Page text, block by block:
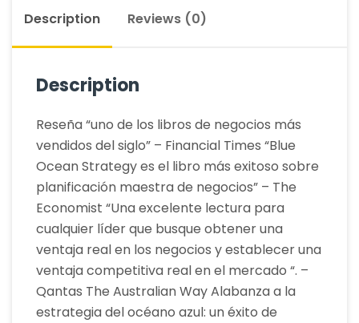
Description Reviews (0)
Description
Reseña “uno de los libros de negocios más
vendidos del siglo” – Financial Times “Blue
Ocean Strategy es el libro más exitoso sobre
planificación maestra de negocios” – The
Economist “Una excelente lectura para
cualquier líder que busque obtener una
ventaja real en los negocios y establecer una
ventaja competitiva real en el mercado “. –
Qantas The Australian Way Alabanza a la
estrategia del océano azul: un éxito de